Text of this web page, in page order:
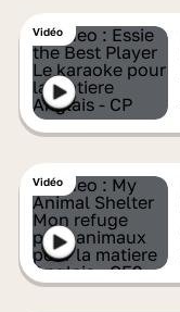
Vidéo
Vidéo